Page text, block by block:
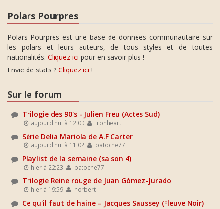
Polars Pourpres
Polars Pourpres est une base de données communautaire sur
les polars et leurs auteurs, de tous styles et de toutes
nationalités. Cliquez ici pour en savoir plus !
Envie de stats ? Cliquez ici !
Sur le forum
Trilogie des 90's - Julien Freu (Actes Sud)
aujourd'hui à 12:00 Ironheart
Série Delia Mariola de A.F Carter
aujourd'hui à 11:02 patoche77
Playlist de la semaine (saison 4)
hier à 22:23 patoche77
Trilogie Reine rouge de Juan Gómez-Jurado
hier à 19:59 norbert
Ce qu'il faut de haine – Jacques Saussey (Fleuve Noir)